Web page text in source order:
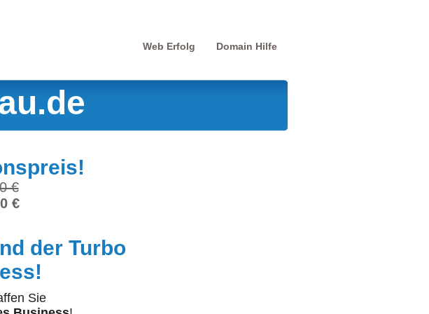
Web Erfolg Domain Hilfe
€
€
der Turbo
Sie